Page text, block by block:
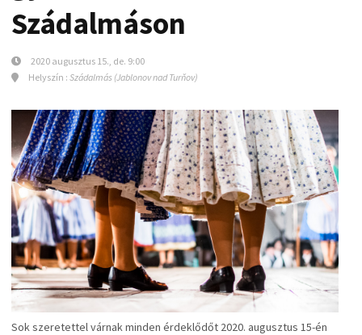
Szádalmáson
2020 augusztus 15., de. 9:00
Helyszín : Szádalmás (Jablonov nad Turňov)
Sok szeretettel várnak minden érdeklődőt 2020. augusztus 15-én